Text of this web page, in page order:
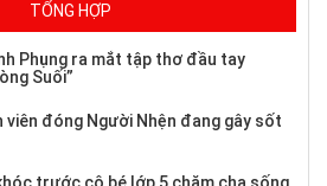
TỔNG HỢP
Phụng ra mắt tập thơ đầu tay
Suối”
viên đóng Người Nhện đang gây sốt